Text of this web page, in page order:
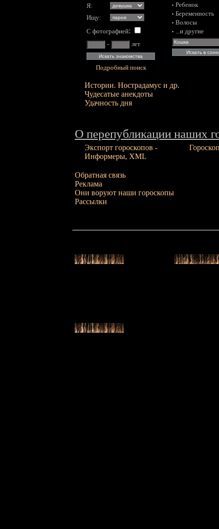
Я:
Ищу:
С фотографией:
- лет
Подробный поиск
Ребенок
Беременность
Волосы
...и другие
Истории. Нострадамус и др.
Чудесатые анекдоты
Удачность дня
О перепубликации наших
Экспорт гороскопов -
Информеры, XML
Обратная связь
Реклама
Они воруют наши гороскопы
Рассылки